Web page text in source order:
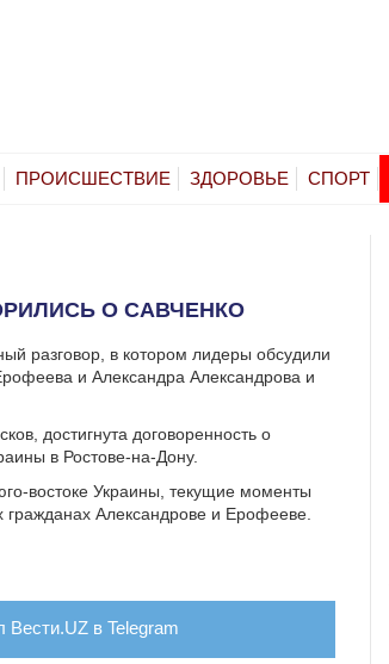
ПРОИСШЕСТВИЕ ЗДОРОВЬЕ СПОРТ
О САВЧЕНКО
разговор, в котором лидеры обсудили
и Александра Александрова и
достигнута договоренность о
в Ростове-на-Дону.
востоке Украины, текущие моменты
гражданах Александрове и Ерофееве.
Вести.UZ в Telegram